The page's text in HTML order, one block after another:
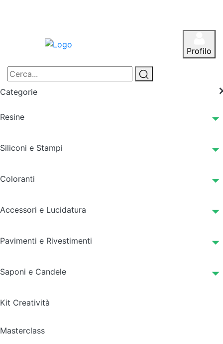
Profilo
Categorie
Resine
Siliconi e Stampi
Coloranti
Accessori e Lucidatura
Pavimenti e Rivestimenti
Saponi e Candele
Kit Creatività
Masterclass